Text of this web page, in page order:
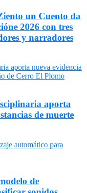
un Cuento da
2026 con tres
y narradores
aporta
de muerte
de